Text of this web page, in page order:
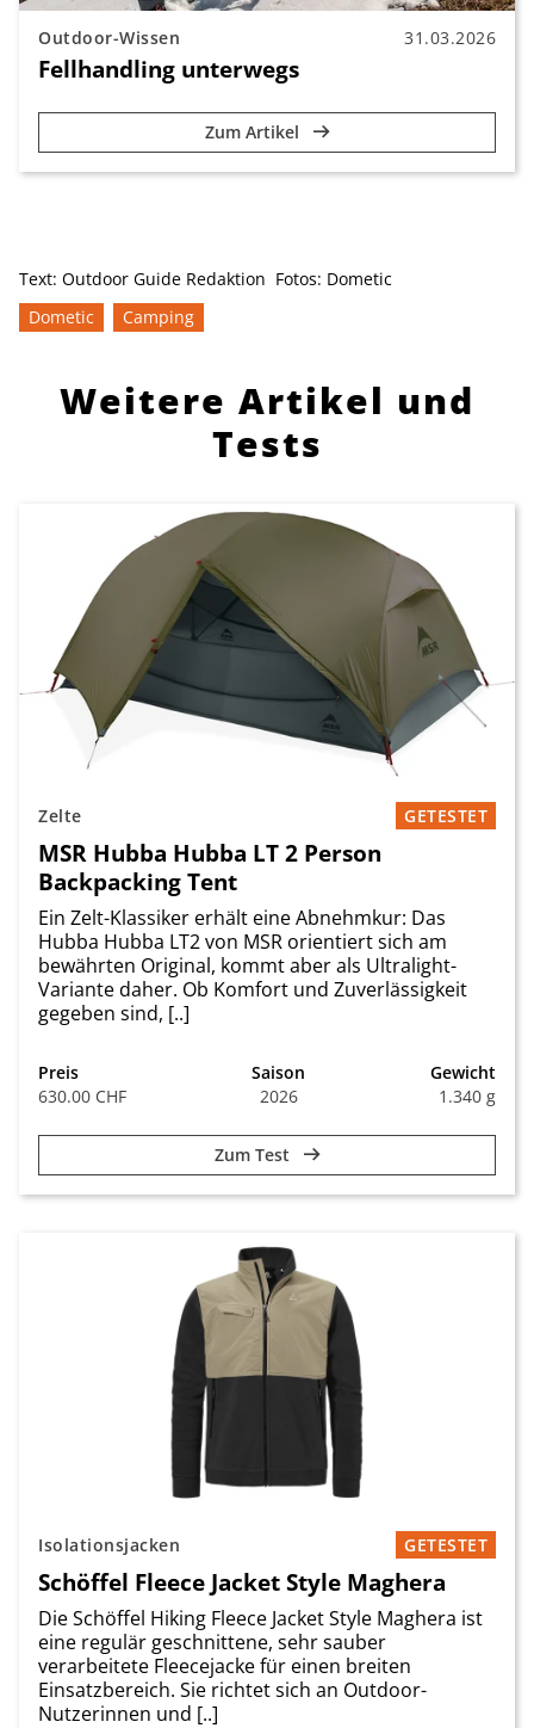
Outdoor-Wissen 31.03.2026
Fellhandling unterwegs
Zum Artikel
Text: Outdoor Guide Redaktion Fotos: Dometic
Dometic
Camping
Weitere Artikel und
Tests
Zelte GETESTET
MSR Hubba Hubba LT 2 Person
Backpacking Tent
Ein Zelt-Klassiker erhält eine Abnehmkur: Das
Hubba Hubba LT2 von MSR orientiert sich am
bewährten Original, kommt aber als Ultralight-
Variante daher. Ob Komfort und Zuverlässigkeit
gegeben sind, [..]
Preis
630.00 CHF
Saison
2026
Gewicht
1.340 g
Zum Test
Isolationsjacken GETESTET
Schöffel Fleece Jacket Style Maghera
Die Schöffel Hiking Fleece Jacket Style Maghera ist
eine regulär geschnittene, sehr sauber
verarbeitete Fleecejacke für einen breiten
Einsatzbereich. Sie richtet sich an Outdoor-
Nutzerinnen und [..]